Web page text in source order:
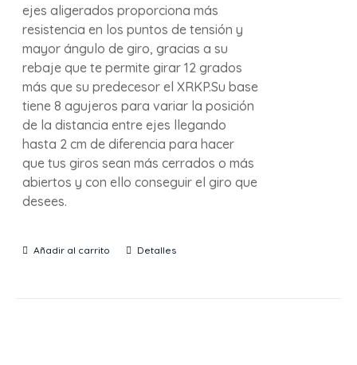
ejes aligerados proporciona más
resistencia en los puntos de tensión y
mayor ángulo de giro, gracias a su
rebaje que te permite girar 12 grados
más que su predecesor el XRKP.Su base
tiene 8 agujeros para variar la posición
de la distancia entre ejes llegando
hasta 2 cm de diferencia para hacer
que tus giros sean más cerrados o más
abiertos y con ello conseguir el giro que
desees.
Añadir al carrito Detalles